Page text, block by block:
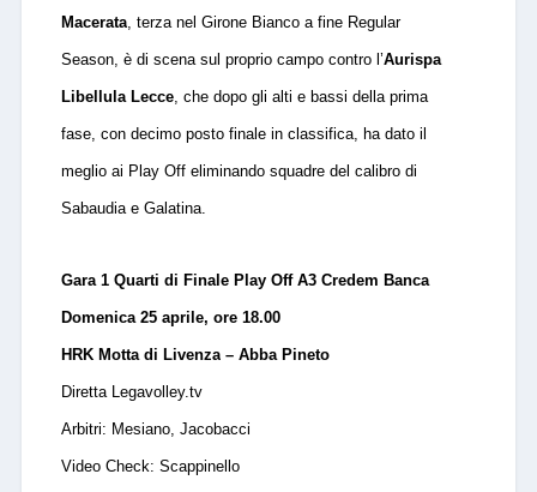
Macerata, terza nel Girone Bianco a fine Regular
Season, è di scena sul proprio campo contro l’Aurispa
Libellula Lecce, che dopo gli alti e bassi della prima
fase, con decimo posto finale in classifica, ha dato il
meglio ai Play Off eliminando squadre del calibro di
Sabaudia e Galatina.
Gara 1 Quarti di Finale Play Off A3 Credem Banca
Domenica 25 aprile, ore 18.00
HRK Motta di Livenza– Abba Pineto
Diretta Legavolley.tv
Arbitri: Mesiano, Jacobacci
Video Check: Scappinello